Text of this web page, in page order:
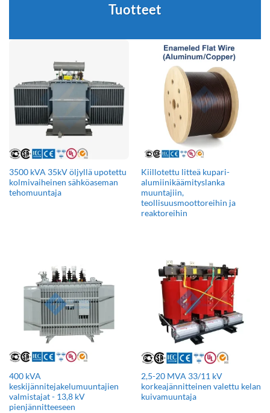
Tuotteet
3500 kVA 35kV öljyllä upotettu
kolmivaiheinen sähköaseman
tehomuuntaja
Kiillotettu litteä kupari-
alumiinikäämityslanka
muuntajiin,
teollisuusmoottoreihin ja
reaktoreihin
400 kVA
keskijännitejakelumuuntajien
valmistajat - 13,8 kV
pienjännitteeseen
2,5-20 MVA 33/11 kV
korkeajännitteinen valettu kelan
kuivamuuntaja